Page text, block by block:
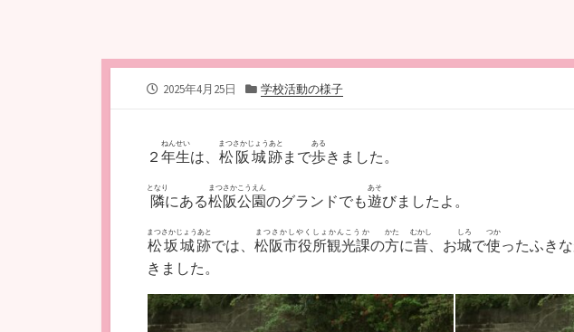
公
2025年4月25日
カ
リ
ー
学校活動の様子
２ 年生
ねんせい
は、 松阪城跡
まつさかじょうあと
まで歩
ある
きました。
隣
となり
にある松阪公園
まつさかこうえん
のグランドでも遊
あそ
びましたよ。
松坂城跡
まつさかじょうあと
では、 松阪市役所観光課
まつさかしやくしょかんこうか
の方
かた
に昔
むかし
、お城
しろ
で使
つか
ったふき
きました。